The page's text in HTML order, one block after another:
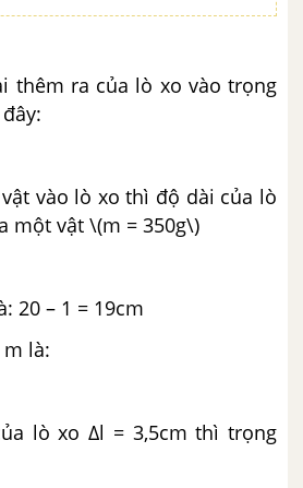
thêm ra của lò xo vào trọng
vào lò xo thì độ dài của lò
một vật \(m = 350g\)
20 – 1 = 19cm
là:
lò xo Δl = 3,5cm thì trọng